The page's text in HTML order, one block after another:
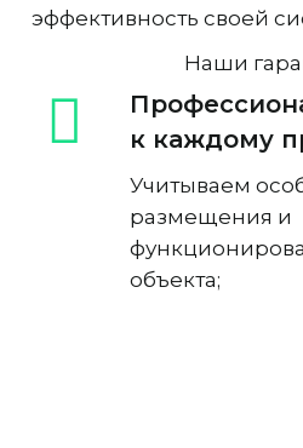
эффективность своей
Наши
к каждому
Учитываем
размещения и
объекта;